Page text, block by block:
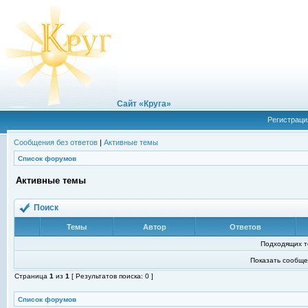
Сайт «Круга»
Сообщения без ответов | Активные темы
Список форумов
Активные темы
Поиск
Темы Автор Ответов
Подходящих
Показать
Страница 1 из 1 [ Результатов поиска: 0 ]
Список форумов